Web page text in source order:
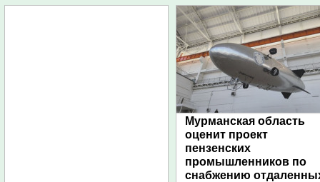
Мурманская область
оценит проект
пензенских
промышленников по
снабжению